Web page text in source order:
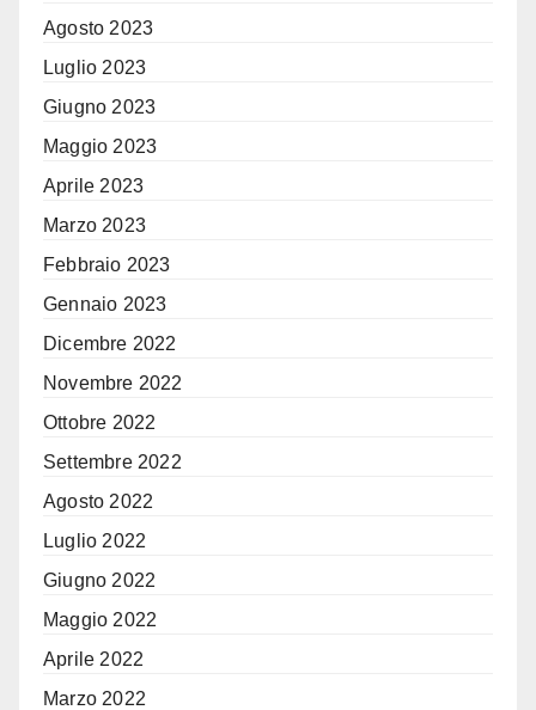
Agosto 2023
Luglio 2023
Giugno 2023
Maggio 2023
Aprile 2023
Marzo 2023
Febbraio 2023
Gennaio 2023
Dicembre 2022
Novembre 2022
Ottobre 2022
Settembre 2022
Agosto 2022
Luglio 2022
Giugno 2022
Maggio 2022
Aprile 2022
Marzo 2022